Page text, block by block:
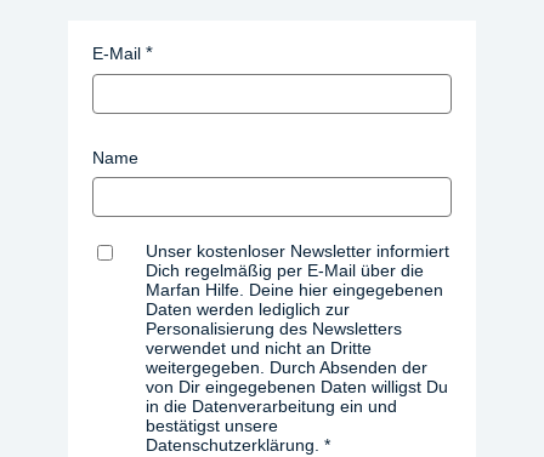
E-Mail
Name
Unser kostenloser Newsletter informiert
Dich regelmäßig per E-Mail über die
Marfan Hilfe. Deine hier eingegebenen
Daten werden lediglich zur
Personalisierung des Newsletters
verwendet und nicht an Dritte
weitergegeben. Durch Absenden der
von Dir eingegebenen Daten willigst Du
in die Datenverarbeitung ein und
bestätigst unsere
Datenschutzerklärung.